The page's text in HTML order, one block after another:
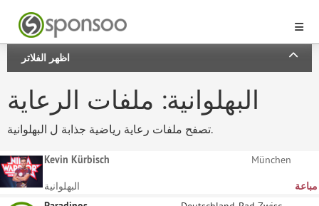
اظهر الفلاتر
البهلوانية: ملفات الرعاية
تصفح ملفات رعاية رياضية جذابة ل البهلوانية.
Kevin Kürbisch München
البهلوانية
مباعة